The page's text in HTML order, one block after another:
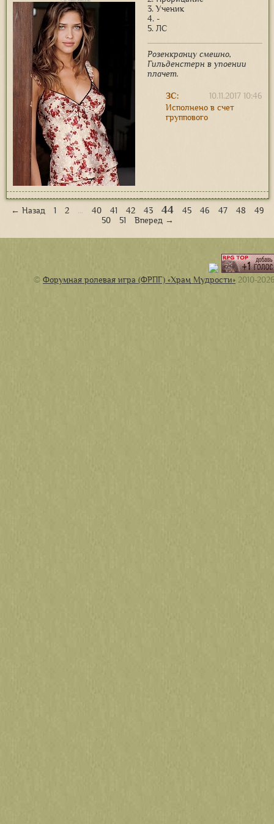
3. Ученик
4. -
5. ЛС
Розенкранцу смешно,
Гильденстерн в упоении
плачет.
10.11.2017 10:46
ЗС:
Исполнено в счет
группового
← Назад 1 2 … 40 41 42 43 44 45 46 47 48
49
50
51 Вперед →
© Форумная ролевая игра (ФРПГ) «Храм Мудрости» 2010-